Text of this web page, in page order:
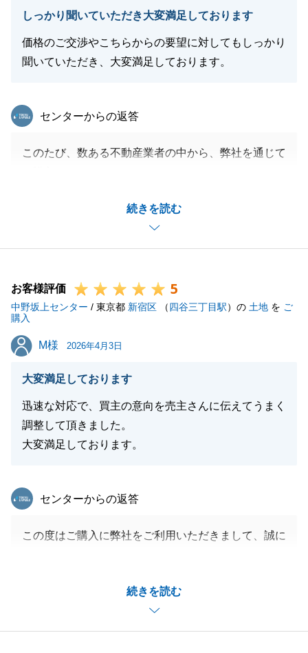
閉じる
しっかり聞いていただき大変満足しております
価格のご交渉やこちらからの要望に対してもしっかり
聞いていただき、大変満足しております。
続きを読む
東急リバブル
センターからの返答
このたび、数ある不動産業者の中から、弊社を通じて
また、何か不動産に関してお困りごとや、周囲でお悩
みの方がいらっしゃいましたら、いつでもお気軽にお
今後ともよろしくお願い申し上げます。
お客様評価 5
中野坂上センター / 東京都 新宿区 （四谷三丁目駅）の 土地 を ご
購入
M様
M様 2026年4月3日
大変満足しております
迅速な対応で、買主の意向を売主さんに伝えてうまく
調整して頂きました。
大変満足しております。
続きを読む
東急リバブル
センターからの返答
この度はご購入に弊社をご利用いただきまして、誠に
契約から残代金決済まで時間がない中、スピーディー
に対応いただきありがとうございました。